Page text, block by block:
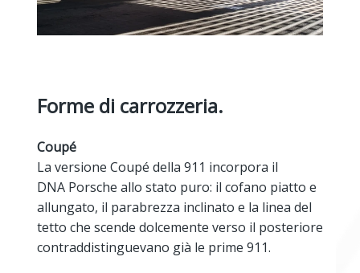
Forme di carrozzeria.
Coupé
La versione Coupé della 911 incorpora il
DNA Porsche allo stato puro: il cofano piatto e
allungato, il parabrezza inclinato e la linea del
tetto che scende dolcemente verso il posteriore
contraddistinguevano già le prime 911.